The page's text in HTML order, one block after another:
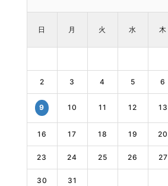
日 月 火 水 木
2 3 4 5 6
9 10 11 12 13
16 17 18 19 20
23 24 25 26 27
30 31